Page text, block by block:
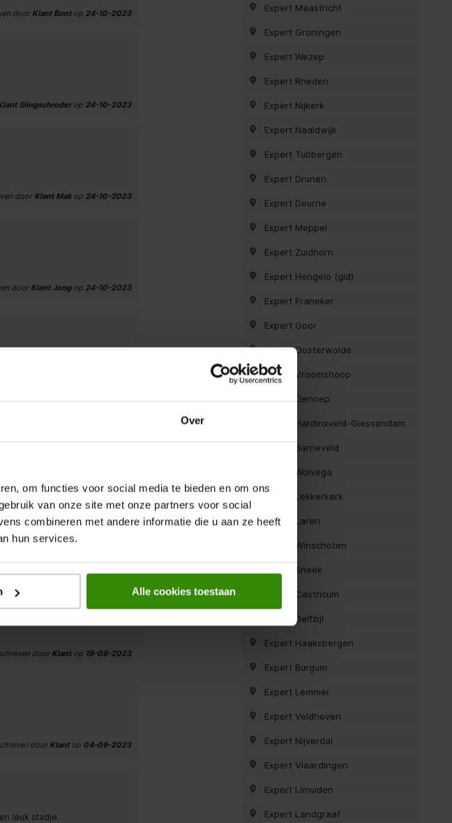
Over
om functies voor social media te bieden en om ons
van onze site met onze partners voor social
combineren met andere informatie die u aan ze heeft
hun services.
Alle cookies toestaan
door Klant Bontop 24-10-2023
Slingschroderop 24-10-2023
door Klant Makop 24-10-2023
door Klant Jongop 24-10-2023
doorKlant Tijsenop24-10-2023
door Klantop 18-09-2023
door Klantop 04-09-2023
leuk stadje.
Expert Maastricht
Expert Groningen
Expert Wezep
Expert Rheden
Expert Nijkerk
Expert Naaldwijk
Expert Tubbergen
Expert Drunen
Expert Deurne
Expert Meppel
Expert Zuidhorn
Expert Hengelo (gld)
Expert Franeker
Expert Goor
Expert Oosterwolde
Expert Vroomshoop
Expert Gennep
Expert Hardinxveld-Giessendam
Expert Barneveld
Expert Wolvega
Expert Lekkerkerk
Expert Laren
Expert Winschoten
Expert Sneek
Expert Castricum
Expert Delfzijl
Expert Haaksbergen
Expert Burgum
Expert Lemmer
Expert Veldhoven
Expert Nijverdal
Expert Vlaardingen
Expert IJmuiden
Expert Landgraaf